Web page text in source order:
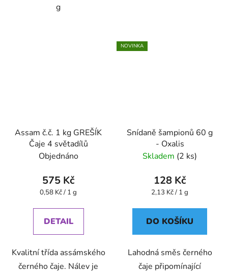
g
Assam č.č. 1 kg GREŠÍK
Čaje 4 světadílů
Objednáno
575 Kč
Měrná
0,58 Kč / 1 g
DETAIL
Kvalitní třída assámského
černého čaje. Nálev je
NOVINKA
Snídaně šampionů 60 g
- Oxalis
Skladem (2 ks)
128 Kč
Měrná
2,13 Kč / 1 g
DO KOŠÍKU
Lahodná směs černého
čaje připomínající